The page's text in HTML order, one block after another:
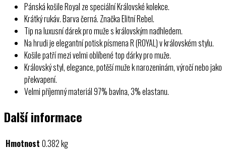
Pánská košile Royal ze speciální Královské kolekce.
Krátký rukáv. Barva černá. Značka Elitní Rebel.
Tip na luxusní dárek pro muže s královským nadhledem.
Na hrudi je elegantní potisk písmena R (ROYAL) v královském stylu.
Košile patří mezi velmi oblíbené top dárky pro muže.
Královský styl, elegance, potěší muže k narozeninám, výročí nebo jako
překvapení.
Velmi příjemný materiál 97% bavlna, 3% elastanu.
Další informace
Hmotnost 0.382 kg